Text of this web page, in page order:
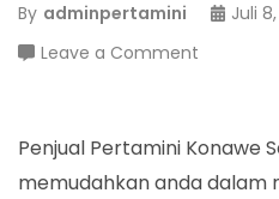
By adminpertamini
Juli
Leave a Comment
Konawe
Selatan
Penjual Pertamini Konawe
memudahkan anda dalam